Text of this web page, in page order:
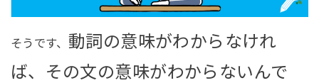
そうです、 動詞の意味がわからなけれ
ば、その文の意味がわからないんで